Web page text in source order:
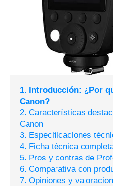
1. Introducción: ¿Por
Canon?
2. Características
Canon
3. Especificaciones
4. Ficha técnica
5. Pros y contras de
6. Comparativa con
7. Opiniones y